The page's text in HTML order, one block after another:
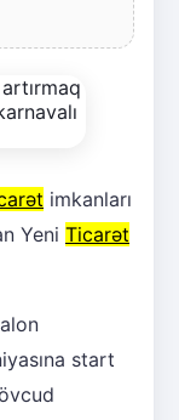
imkanları
Yeni Ticarət
start